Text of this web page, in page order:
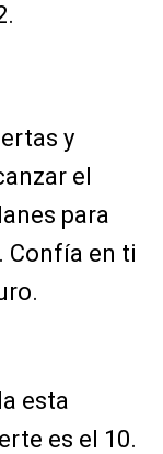
y
el
para
Confía en ti
esta
es el 10.